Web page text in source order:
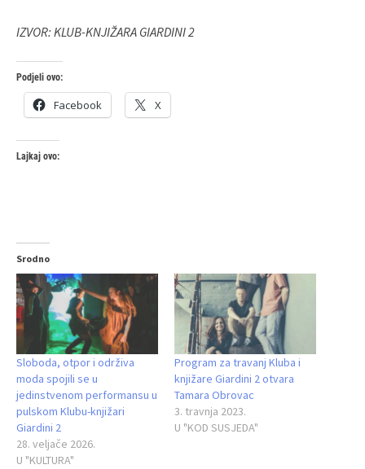
IZVOR: KLUB-KNJIŽARA GIARDINI 2
Podjeli ovo:
Facebook X
Lajkaj ovo:
Srodno
Sloboda, otpor i održiva
moda spojili se u
jedinstvenom performansu u
pulskom Klubu‑knjižari
Giardini 2
28. veljače 2026.
U "KULTURA"
Program za travanj Kluba i
knjižare Giardini 2 otvara
Tamara Obrovac
3. travnja 2023.
U "KOD SUSJEDA"